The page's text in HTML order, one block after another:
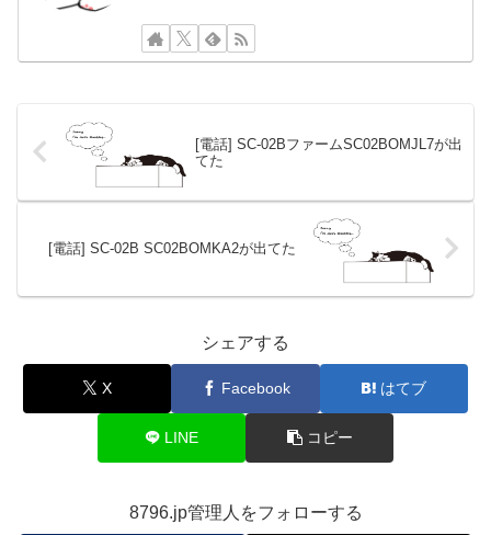
[電話] SC-02BファームSC02BOMJL7が出
てた
[電話] SC-02B SC02BOMKA2が出てた
シェアする
X Facebook はてブ
LINE コピー
8796.jp管理人をフォローする